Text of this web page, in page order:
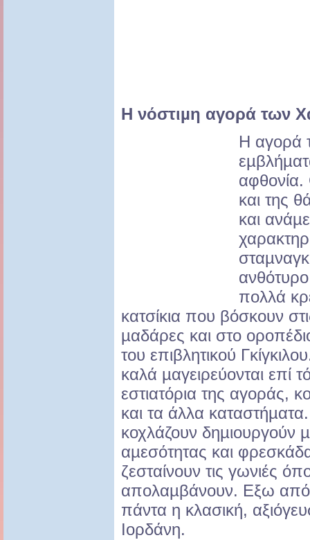
Η νόστιµη αγορά των
Η αγορά
αφθονία.
και της
και
πολλά
κατσίκια που βόσκουν
µαδάρες και στο
του επιβλητικού
καλά µαγειρεύονται επί
εστιατόρια της αγοράς,
και τα άλλα
κοχλάζουν δηµιουργούν
αµεσότητας και
ζεσταίνουν τις γωνιές
απολαµβάνουν. Εξω από
πάντα η κλασική,
Ιορδάνη.